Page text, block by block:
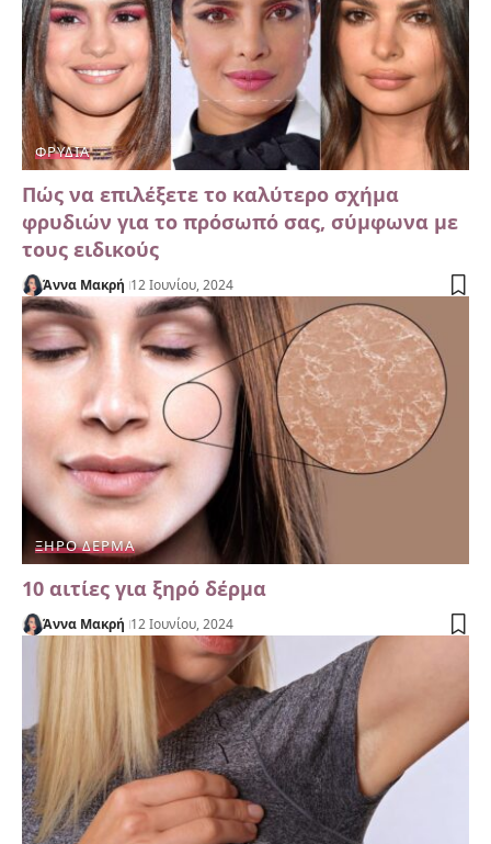
ΦΡΎΔΙΑ
Πώς να επιλέξετε το καλύτερο σχήμα
φρυδιών για το πρόσωπό σας, σύμφωνα με
τους ειδικούς
Άννα Μακρή 12 Ιουνίου, 2024
ΞΗΡΌ ΔΈΡΜΑ
10 αιτίες για ξηρό δέρμα
Άννα Μακρή 12 Ιουνίου, 2024